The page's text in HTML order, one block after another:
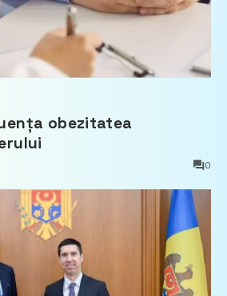
obezitatea
0